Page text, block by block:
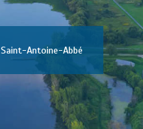
Saint-Antoine-Abbé